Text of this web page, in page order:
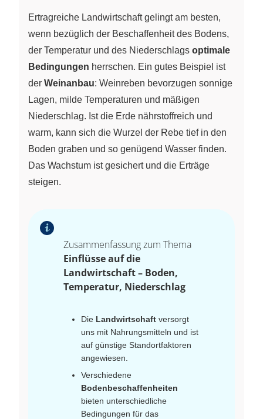
Ertragreiche Landwirtschaft gelingt am besten,
wenn bezüglich der Beschaffenheit des Bodens,
der Temperatur und des Niederschlags optimale
Bedingungen herrschen. Ein gutes Beispiel ist
der Weinanbau: Weinreben bevorzugen sonnige
Lagen, milde Temperaturen und mäßigen
Niederschlag. Ist die Erde nährstoffreich und
warm, kann sich die Wurzel der Rebe tief in den
Boden graben und so genügend Wasser finden.
Das Wachstum ist gesichert und die Erträge
steigen.
Zusammenfassung zum Thema
Einflüsse auf die
Landwirtschaft – Boden,
Temperatur, Niederschlag
Die Landwirtschaft versorgt
uns mit Nahrungsmitteln und ist
auf günstige Standortfaktoren
angewiesen.
Verschiedene
Bodenbeschaffenheiten
bieten unterschiedliche
Bedingungen für das